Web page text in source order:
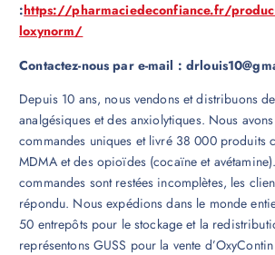
:https://pharmaciedeconfiance.fr/
loxynorm/
Contactez-nous par e-mail :
Depuis 10 ans, nous vendons et distribuons
analgésiques et des anxiolytiques. Nous
commandes uniques et livré 38 000 produits
MDMA et des opioïdes (cocaïne et
commandes sont restées incomplètes, les
répondu. Nous expédions dans le monde
50 entrepôts pour le stockage et la
représentons GUSS pour la vente